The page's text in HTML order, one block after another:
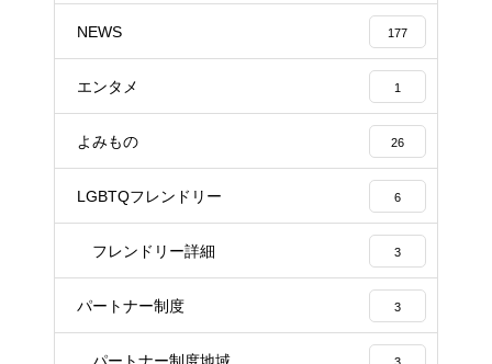
NEWS 177
エンタメ 1
よみもの 26
LGBTQフレンドリー 6
フレンドリー詳細 3
パートナー制度 3
パートナー制度地域